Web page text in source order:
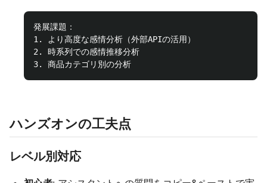
発展課題：
1. より高度な感情分析（外部APIの活用）
2. 時系列での感情推移分析
ハンズオンの工夫点
レベル別対応